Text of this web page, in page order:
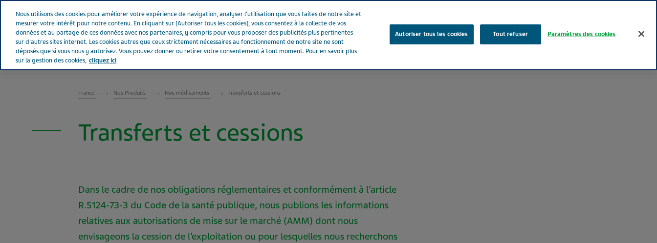
Aller sur Tevapharm
FRANCE
France Nos Produits Nos médicaments Transferts et cessions
Transferts et cessions
Dans le cadre de nos obligations réglementaires et conformément à l’article
R.5124‑73‑3 du Code de la santé publique, nous publions les informations
relatives aux autorisations de mise sur le marché (AMM) dont nous
envisageons la cession de l’exploitation ou pour lesquelles nous recherchons
Nous utilisons des cookies pour améliorer votre expérience de navigation, analyser l’utilisation que vous faites de notre site et
mesurer votre intérêt pour notre contenu. En cliquant sur [Autoriser tous les cookies], vous consentez à la collecte de vos
données et au partage de ces données avec nos partenaires, y compris pour vous proposer des publicités plus pertinentes
sur d'autres sites internet. Les cookies autres que ceux strictement nécessaires au fonctionnement de notre site ne sont
déposés que si vous nous y autorisez. Vous pouvez donner ou retirer votre consentement à tout moment. Pour en savoir plus
sur la gestion des cookies, cliquez ici
Autoriser tous les cookies Tout refuser Paramètres des cookies